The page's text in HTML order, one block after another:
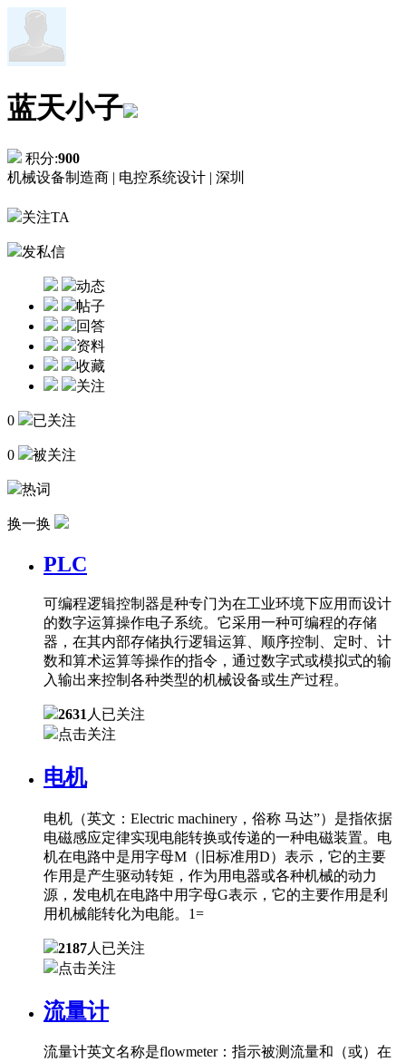
蓝天小子
积分:900
机械设备制造商 | 电控系统设计 | 深圳
关注TA
发私信
动态
帖子
回答
资料
收藏
关注
0 已关注
0 被关注
热词
换一换
PLC
可编程逻辑控制器是种专门为在工业环境下应用而设计
的数字运算操作电子系统。它采用一种可编程的存储
器，在其内部存储执行逻辑运算、顺序控制、定时、计
数和算术运算等操作的指令，通过数字式或模拟式的输
入输出来控制各种类型的机械设备或生产过程。
2631 人已关注
点击关注
电机
电机（英文：Electric machinery，俗称 马达”）是指依据
电磁感应定律实现电能转换或传递的一种电磁装置。电
机在电路中是用字母M（旧标准用D）表示，它的主要
作用是产生驱动转矩，作为用电器或各种机械的动力
源，发电机在电路中用字母G表示，它的主要作用是利
用机械能转化为电能。1=
2187人已关注
点击关注
流量计
流量计英文名称是flowmeter：指示被测流量和（或）在